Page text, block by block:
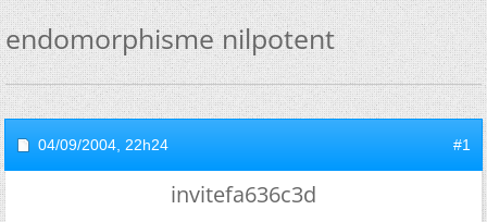
endomorphisme nilpotent
04/09/2004, 22h24 #1
invitefa636c3d